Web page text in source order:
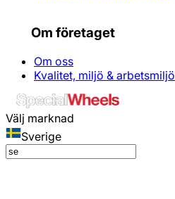
Om företaget
Om oss
Kvalitet, miljö & arbetsmiljö
Välj marknad
Sverige